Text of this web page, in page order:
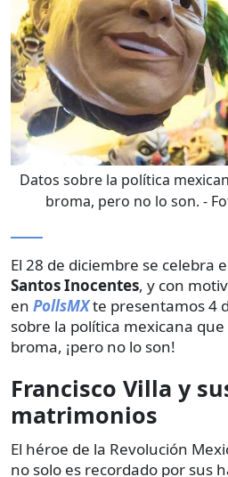
Datos sobre la política
broma, pero no lo son. -
El 28 de diciembre se celebra
Santos Inocentes, y con
en PollsMXte presentamos 4
sobre la política mexicana
broma, ¡pero no lo son!
Francisco Villa y
matrimonios
El héroe de la Revolución
no solo es recordado por sus